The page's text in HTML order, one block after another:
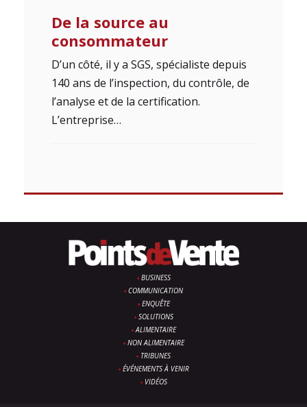
De la source au
consommateur
D’un côté, il y a SGS, spécialiste depuis
140 ans de l’inspection, du contrôle, de
l’analyse et de la certification.
L’entreprise…
BUSINESS
COMMUNICATION
ENQUÊTE
SOLUTIONS
ALIMENTAIRE
NON ALIMENTAIRE
TRIBUNES
ÉVÉNEMENTS À VENIR
VIDÉOS